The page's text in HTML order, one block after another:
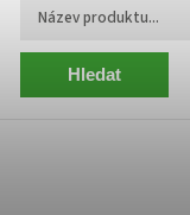
Hledat